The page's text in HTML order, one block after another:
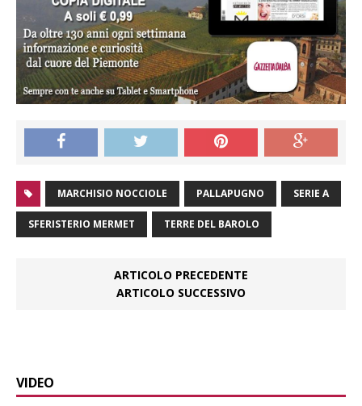
MARCHISIO NOCCIOLE PALLAPUGNO SERIE A
SFERISTERIO MERMET TERRE DEL BAROLO
ARTICOLO PRECEDENTE
ARTICOLO SUCCESSIVO
VIDEO